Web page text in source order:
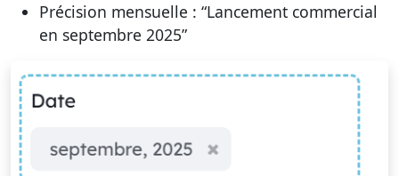
Précision mensuelle : “Lancement commercial
en septembre 2025”